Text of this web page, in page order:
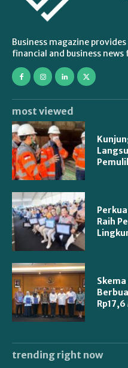
Business magazine
financial and business
most viewed
Raih
trending right now